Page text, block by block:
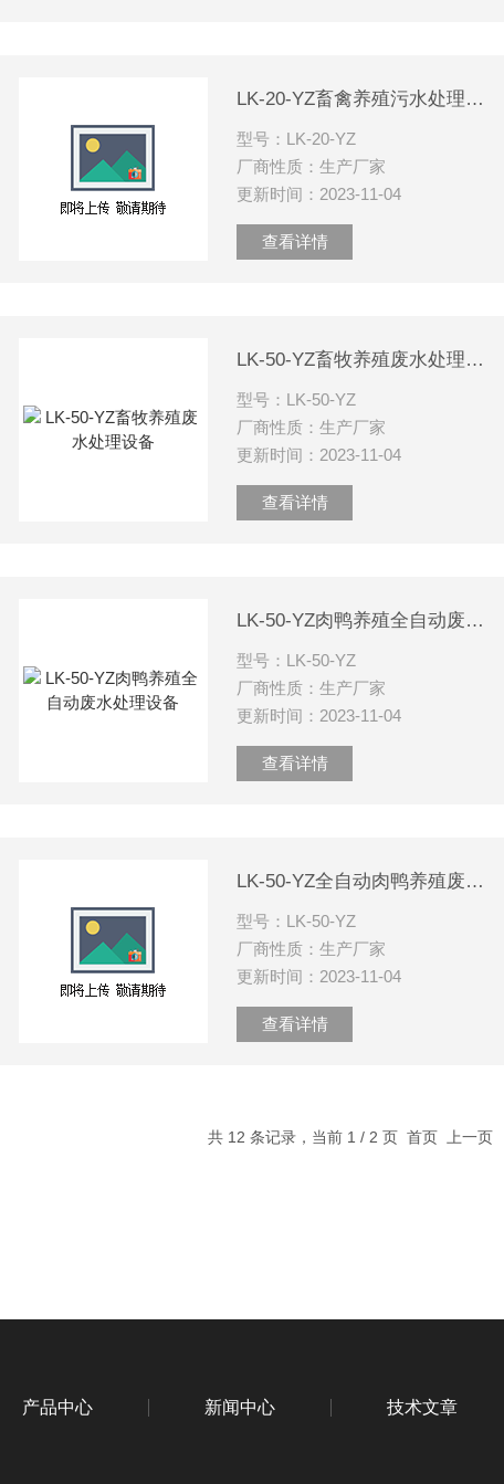
LK-20-YZ畜禽养殖污水处理装置
型号：LK-20-YZ
厂商性质：生产厂家
更新时间：2023-11-04
查看详情
LK-50-YZ畜牧养殖废水处理设备
型号：LK-50-YZ
厂商性质：生产厂家
更新时间：2023-11-04
查看详情
LK-50-YZ肉鸭养殖全自动废水处理设备
型号：LK-50-YZ
厂商性质：生产厂家
更新时间：2023-11-04
查看详情
LK-50-YZ全自动肉鸭养殖废水处理设备
型号：LK-50-YZ
厂商性质：生产厂家
更新时间：2023-11-04
查看详情
共 12 条记录，当前 1 / 2 页 首页 上一页
产品中心 新闻中心 技术文章